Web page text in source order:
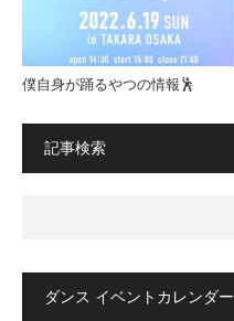
僕自身が踊るやつの情報🕺
記事検索
ダンス イベントカレンダー